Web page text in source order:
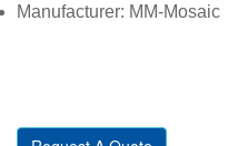
Manufacturer: MM-Mosaic